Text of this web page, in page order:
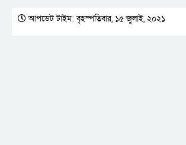
আপডেট টাইম: বৃহস্পতিবার, ১৫ জুলাই, ২০২১